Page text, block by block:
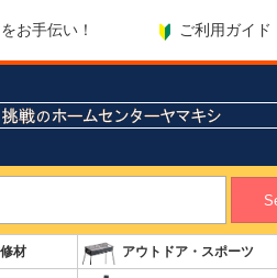
お手伝い！ ご利用ガイド
材 アウトドア・スポーツ